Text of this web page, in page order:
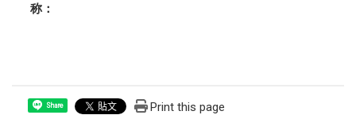
称：
Share Print this page